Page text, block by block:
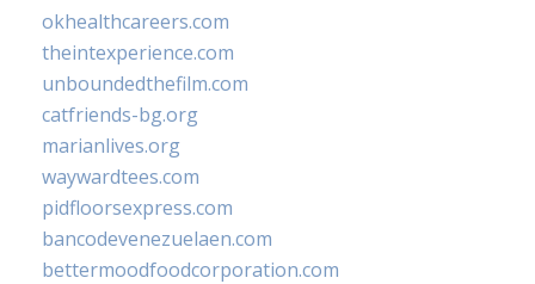
okhealthcareers.com
theintexperience.com
unboundedthefilm.com
catfriends-bg.org
marianlives.org
waywardtees.com
pidfloorsexpress.com
bancodevenezuelaen.com
bettermoodfoodcorporation.com